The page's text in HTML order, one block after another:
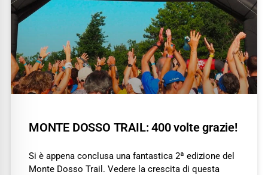
MONTE DOSSO TRAIL: 400 volte grazie!
Si è appena conclusa una fantastica 2ª edizione del
Monte Dosso Trail. Vedere la crescita di questa